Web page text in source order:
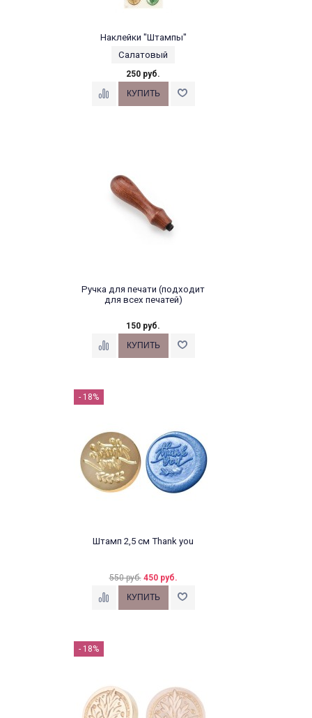
Наклейки "Штампы"
Салатовый
250 руб.
Ручка для печати (подходит
для всех печатей)
150 руб.
- 18%
Штамп 2,5 см Thank you
550 руб. 450 руб.
- 18%